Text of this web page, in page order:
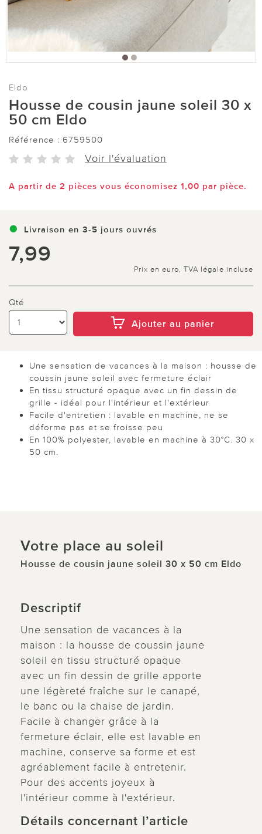
Eldo
Housse de cousin jaune soleil 30 x
50 cm Eldo
Référence : 6759500
Voir l'évaluation
A partir de 2 pièces vous économisez 1,00 par pièce.
Livraison en 3-5 jours ouvrés
7,99
Prix en euro, TVA légale incluse
Qté
Ajouter au panier
Une sensation de vacances à la maison : housse de
coussin jaune soleil avec fermeture éclair
En tissu structuré opaque avec un fin dessin de
grille - idéal pour l'intérieur et l'extérieur
Facile d'entretien : lavable en machine, ne se
déforme pas et se froisse peu
En 100% polyester, lavable en machine à 30°C. 30 x
50 cm.
Votre place au soleil
Housse de cousin jaune soleil 30 x 50 cm Eldo
Descriptif
Une sensation de vacances à la
maison : la housse de coussin jaune
soleil en tissu structuré opaque
avec un fin dessin de grille apporte
une légèreté fraîche sur le canapé,
le banc ou la chaise de jardin.
Facile à changer grâce à la
fermeture éclair, elle est lavable en
machine, conserve sa forme et est
agréablement facile à entretenir.
Pour des accents joyeux à
l'intérieur comme à l'extérieur.
Détails concernant l’article